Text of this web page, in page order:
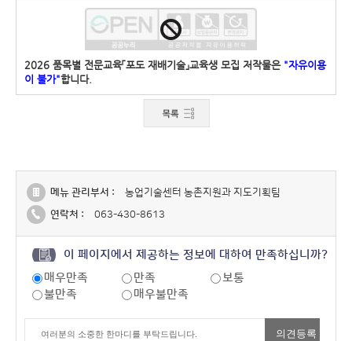
2026 품목별 전문교육「포도 재배기술」교육생 모집 저작물은 "자유이용
이 불가"합니다.
메뉴 관리부서 :
농업기술센터 농촌지원과 지도기획팀
연락처 :
063-430-8613
이 페이지에서 제공하는 정보에 대하여 만족하십니까?
매우만족
만족
보통
불만족
매우불만족